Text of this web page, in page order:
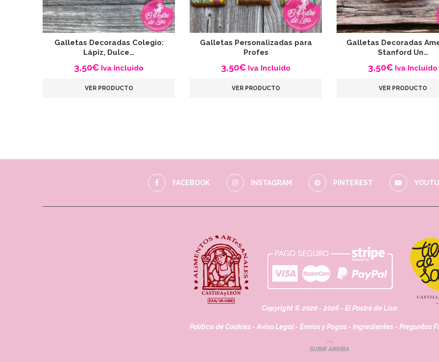
Galletas Decoradas Colegio:
Lápiz, Dulce…
3,50€ Iva Incluido
VER PRODUCTO
Galletas Personalizadas para
Profes
3,50€ Iva Incluido
VER PRODUCTO
Galletas Decoradas
Stanford Un…
3,50€ Iva Incluido
VER PRODUCTO
FACEBOOK INSTAGRAM PINTEREST
Copyright © 2020 - 2026 - El Postre de Lisa
Política de Cookies - Aviso Legal- Envíos y Pagos - Ingredientes - Preguntas
SUBIR ARRIBA